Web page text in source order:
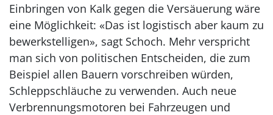
Einbringen von Kalk gegen die Versäuerung wäre
eine Möglichkeit: «Das ist logistisch aber kaum zu
bewerkstelligen», sagt Schoch. Mehr verspricht
man sich von politischen Entscheiden, die zum
Beispiel allen Bauern vorschreiben würden,
Schleppschläuche zu verwenden. Auch neue
Verbrennungsmotoren bei Fahrzeugen und